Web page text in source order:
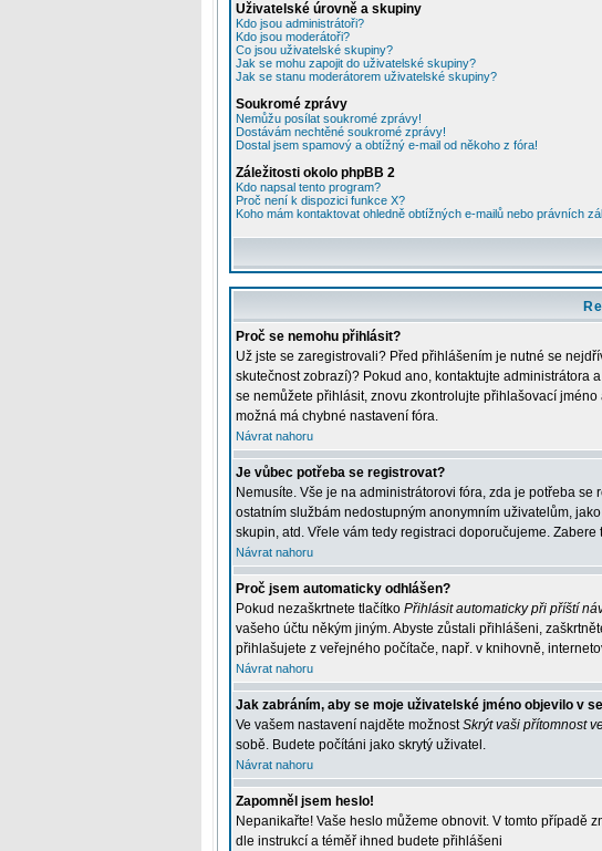
Uživatelské úrovně a skupiny
Kdo jsou administrátoři?
Kdo jsou moderátoři?
Co jsou uživatelské skupiny?
Jak se mohu zapojit do uživatelské skupiny?
Jak se stanu moderátorem uživatelské skupiny?
Soukromé zprávy
Nemůžu posílat soukromé zprávy!
Dostávám nechtěné soukromé zprávy!
Dostal jsem spamový a obtížný e-mail od někoho z fóra!
Záležitosti okolo phpBB 2
Kdo napsal tento program?
Proč není k dispozici funkce X?
Koho mám kontaktovat ohledně obtížných e-mailů nebo právních
Proč se nemohu přihlásit?
Už jste se zaregistrovali? Před přihlášením je nutné se
skutečnost zobrazí)? Pokud ano, kontaktujte administrátora
se nemůžete přihlásit, znovu zkontrolujte přihlašovací
možná má chybné nastavení fóra.
Návrat nahoru
Je vůbec potřeba se registrovat?
Nemusíte. Vše je na administrátorovi fóra, zda je potřeba
ostatním službám nedostupným anonymním uživatelům,
skupin, atd. Vřele vám tedy registraci doporučujeme. Zabere
Návrat nahoru
Proč jsem automaticky odhlášen?
Pokud nezaškrtnete tlačítko Přihlásit automaticky při příští
vašeho účtu někým jiným. Abyste zůstali přihlášeni,
přihlašujete z veřejného počítače, např. v knihovně,
Návrat nahoru
Jak zabráním, aby se moje uživatelské jméno objevilo v
Ve vašem nastavení najděte možnostSkrýt vaši přítomnost
sobě. Budete počítáni jako skrytý uživatel.
Návrat nahoru
Zapomněl jsem heslo!
Nepanikařte! Vaše heslo můžeme obnovit. V tomto případě
dle instrukcí a téměř ihned budete přihlášeni